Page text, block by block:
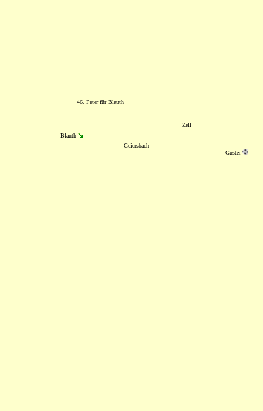
46. Peter für Blauth
Zell
Blauth
Geiersbach
Guster